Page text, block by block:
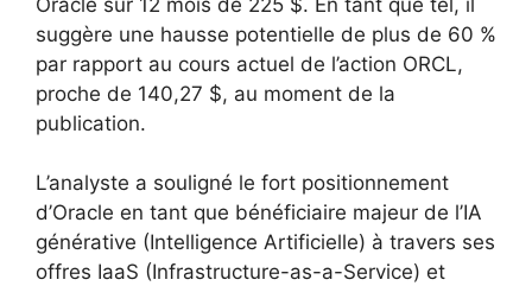
suggère une hausse potentielle de plus de 60 %
par rapport au cours actuel de l’action ORCL,
proche de 140,27 $, au moment de la
publication.
L’analyste a souligné le fort positionnement
d’Oracle en tant que bénéficiaire majeur de l’IA
générative (Intelligence Artificielle) à travers ses
offres IaaS (Infrastructure-as-a-Service) et